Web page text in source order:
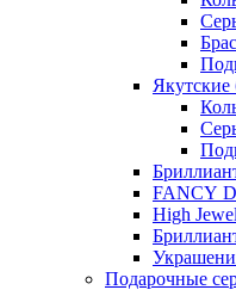
FANCY
High
Подарочные